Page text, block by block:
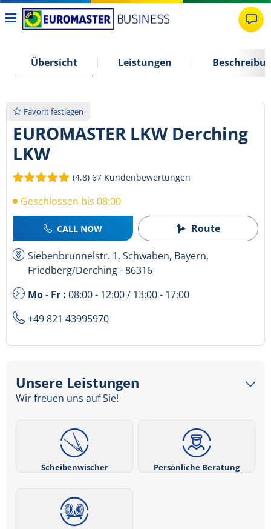
Übersicht Leistungen
Favorit festlegen
EUROMASTER LKW Derching
LKW
(4.8) 67 Kundenbewertungen
Geschlossen bis 08:00
CALL NOW Route
Siebenbrünnelstr. 1, Schwaben, Bayern,
Friedberg/Derching - 86316
Mo - Fr : 08:00 - 12:00 / 13:00 - 17:00
+49 821 43995970
Unsere Leistungen
Wir freuen uns auf Sie!
Scheibenwischer Persönliche Beratung